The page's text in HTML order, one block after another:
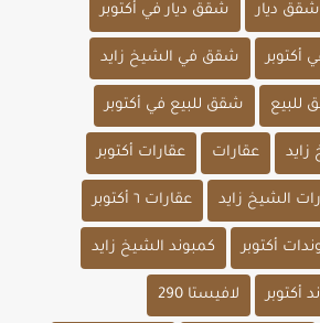
شقق ديار شقق ديار في أكتوبر
شقق في الشيخ زايد
للبيع شقق للبيع في أكتوبر
عقارات عقارات أكتوبر
الشيخ زايد عقارات ٦ أكتوبر
أكتوبر كمبوند الشيخ زايد
أكتوبر لافيستا 290